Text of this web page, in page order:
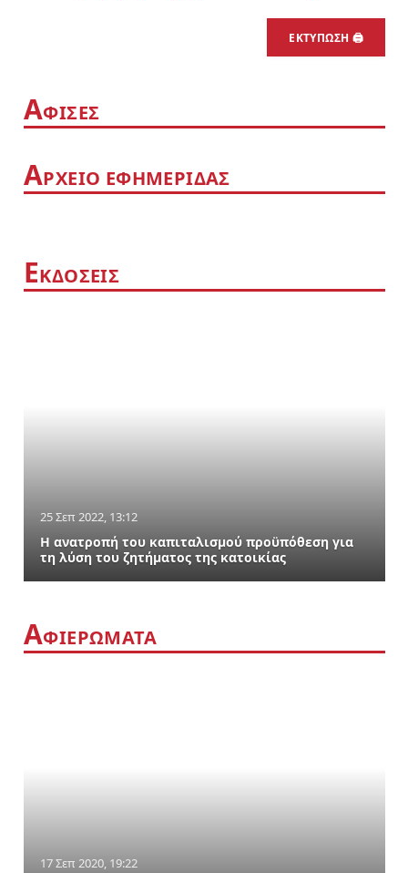
ΕΚΤΥΠΩΣΗ 🖨
ΑΦΙΣΕΣ
ΑΡΧΕΙΟ ΕΦΗΜΕΡΙΔΑΣ
ΕΚΔΟΣΕΙΣ
25 Σεπ 2022, 13:12
Η ανατροπή του καπιταλισμού προϋπόθεση για
τη λύση του ζητήματος της κατοικίας
ΑΦΙΕΡΩΜΑΤΑ
17 Σεπ 2020, 19:22